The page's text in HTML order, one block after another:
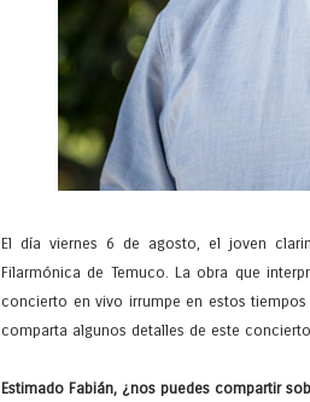
El día viernes 6 de agosto, el joven
Filarmónica de Temuco. La obra que
concierto en vivo irrumpe en estos
comparta algunos detalles de este
Estimado Fabián, ¿nos puedes compartir